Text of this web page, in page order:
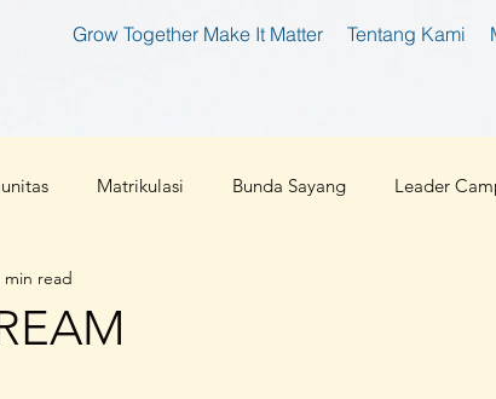
Grow Together Make It Matter Tentang Kami
Matrikulasi Bunda Sayang Leader
Bunda Produktif
min read